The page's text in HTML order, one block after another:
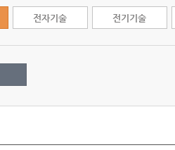
전자기술 전기기술